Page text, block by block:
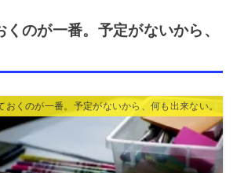
のが一番。予定がないから、
おくのが一番。予定がないから、何も出来ない。